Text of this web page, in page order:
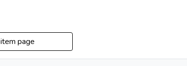
page